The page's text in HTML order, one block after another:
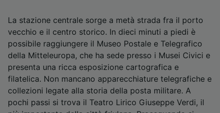
La stazione centrale sorge a metà strada fra il porto
vecchio e il centro storico. In dieci minuti a piedi è
possibile raggiungere il Museo Postale e Telegrafico
della Mitteleuropa, che ha sede presso i Musei Civici e
presenta una ricca esposizione cartografica e
filatelica. Non mancano apparecchiature telegrafiche e
collezioni legate alla storia della posta militare. A
pochi passi si trova il Teatro Lirico Giuseppe Verdi, il